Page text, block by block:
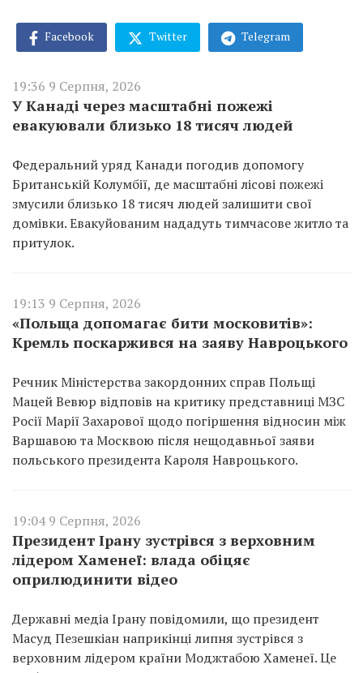
Facebook Twitter Telegram
19:36 9 Серпня, 2026
У Канаді через масштабні пожежі
евакуювали близько 18 тисяч людей
Федеральний уряд Канади погодив допомогу
Британській Колумбії, де масштабні лісові пожежі
змусили близько 18 тисяч людей залишити свої
домівки. Евакуйованим нададуть тимчасове житло та
притулок.
19:13 9 Серпня, 2026
«Польща допомагає бити московитів»:
Кремль поскаржився на заяву Навроцького
Речник Міністерства закордонних справ Польщі
Мацей Вевюр відповів на критику представниці МЗС
Росії Марії Захарової щодо погіршення відносин між
Варшавою та Москвою після нещодавньої заяви
польського президента Кароля Навроцького.
19:04 9 Серпня, 2026
Президент Ірану зустрівся з верховним
лідером Хаменеї: влада обіцяє
оприлюдинити відео
Державні медіа Ірану повідомили, що президент
Масуд Пезешкіан наприкінці липня зустрівся з
верховним лідером країни Моджтабою Хаменеї. Це